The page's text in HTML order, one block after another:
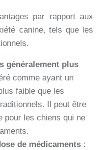
par rapport aux
canine, tels que les
généralement plus
comme ayant un
faible que les
Il peut être
pour les chiens qui ne
de médicaments :